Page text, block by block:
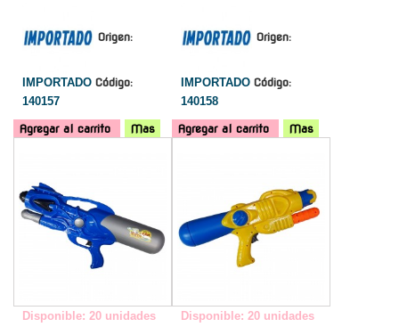
Origen:
IMPORTADO Código:
140157
Agregar al carrito Mas
Origen:
IMPORTADO Código:
140158
Agregar al carrito
Mas
Disponible: 20 unidades Disponible: 20 unidades